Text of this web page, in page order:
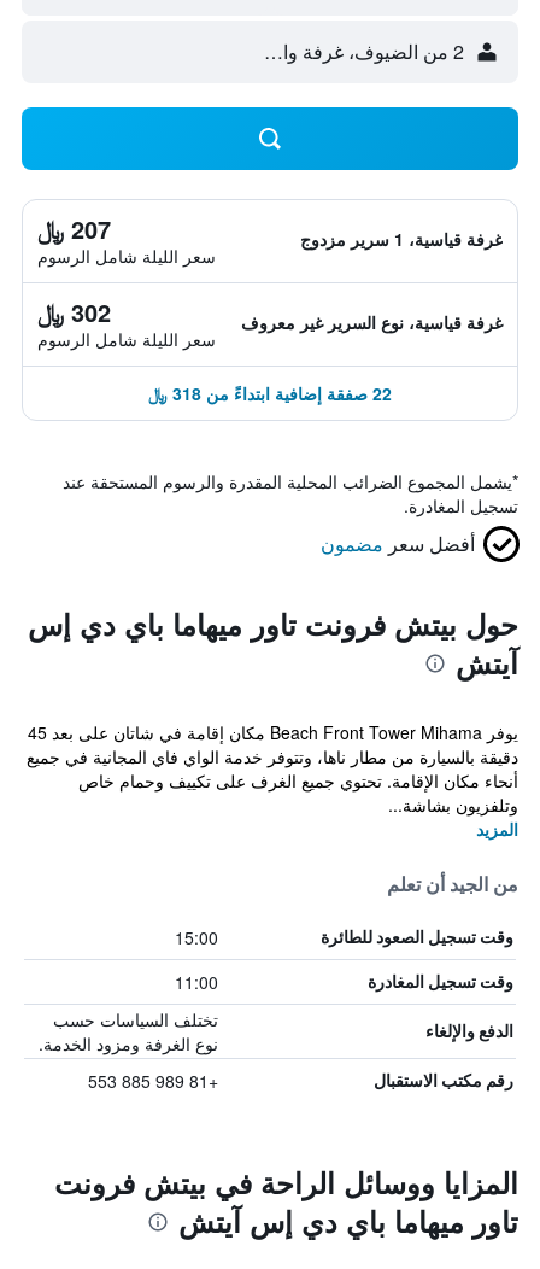
2 من الضيوف، غرفة واحدة
غرفة قياسية، 1 سرير مزدوج 207 ﷼
سعر الليلة شامل الرسوم
غرفة قياسية، نوع السرير غير معروف 302 ﷼
سعر الليلة شامل الرسوم
22 صفقة إضافية ابتداءً من 318 ﷼
*يشمل المجموع الضرائب المحلية المقدرة والرسوم المستحقة عند
تسجيل المغادرة.
أفضل سعر مضمون
حول بيتش فرونت تاور ميهاما باي دي إس
آيتش
يوفر Beach Front Tower Mihama مكان إقامة في شاتان على بعد 45
دقيقة بالسيارة من مطار ناها، وتتوفر خدمة الواي فاي المجانية في جميع
أنحاء مكان الإقامة. تحتوي جميع الغرف على تكييف وحمام خاص
وتلفزيون بشاشة...
المزيد
من الجيد أن تعلم
وقت تسجيل الصعود للطائرة 15:00
وقت تسجيل المغادرة 11:00
الدفع والإلغاء
تختلف السياسات حسب
نوع الغرفة ومزود الخدمة.
رقم مكتب الاستقبال +81 989 885 553
المزايا ووسائل الراحة في بيتش فرونت
تاور ميهاما باي دي إس آيتش